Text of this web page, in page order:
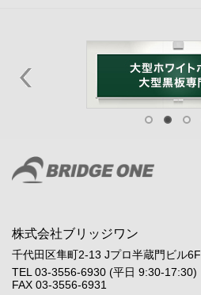
株式会社ブリッジワン
千代田区隼町2-13 Jプロ半蔵門ビル6F
TEL 03-3556-6930 (平日 9:30-17:30)
FAX 03-3556-6931